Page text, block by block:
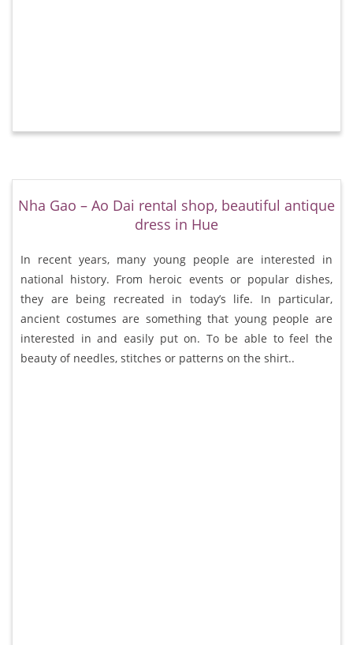
Nha Gao – Ao Dai rental shop, beautiful antique
dress in Hue
In recent years, many young people are interested in
national history. From heroic events or popular dishes,
they are being recreated in today’s life. In particular,
ancient costumes are something that young people are
interested in and easily put on. To be able to feel the
beauty of needles, stitches or patterns on the shirt..